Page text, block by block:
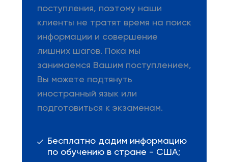
поступления, поэтому наши
клиенты не тратят время на поиск
информации и совершение
лишних шагов. Пока мы
занимаемся Вашим поступлением,
Вы можете подтянуть
иностранный язык или
подготовиться к экзаменам.
Бесплатно дадим информацию
по обучению в стране - США;